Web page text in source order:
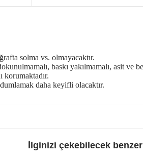
solma vs. olmayacaktır.
baskı yakılmamalı, asit ve
korumaktadır.
daha keyifli olacaktır.
İlginizi çekebilecek